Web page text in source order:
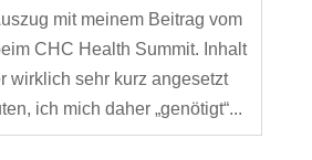
mit meinem Beitrag vom
CHC Health Summit. Inhalt
wirklich sehr kurz angesetzt
ich mich daher „genötigt“...